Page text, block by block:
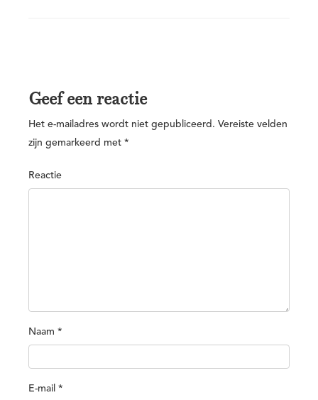
Geef een reactie
Het e-mailadres wordt niet gepubliceerd. Vereiste velden
zijn gemarkeerd met *
Reactie
Naam *
E-mail *